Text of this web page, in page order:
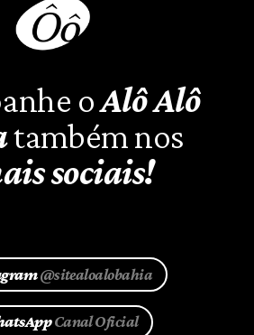
oAlô Alô
também nos
sociais!
@sitealoalobahia
Canal Oficial